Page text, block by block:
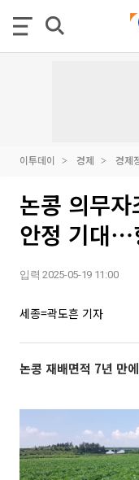
이투데이 경제 경제
논콩 의무
안정 기대⋯
입력 2025-05-19 11:00
세종=곽도흔 기자
논콩 재배면적 7년 만